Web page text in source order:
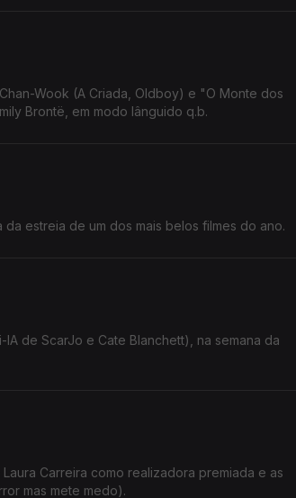
Wook (A Criada, Oldboy) e "O Monte dos
Brontë, em modo lânguido q.b.
estreia de um dos mais belos filmes do ano.
de ScarJo e Cate Blanchett), na semana da
Carreira como realizadora premiada e as
mas mete medo).